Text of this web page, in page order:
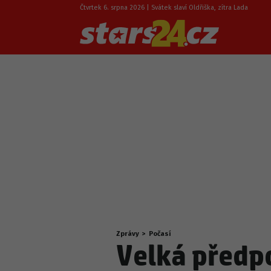
Čtvrtek 6. srpna 2026 | Svátek slaví Oldřiška, zítra Lada
Nacházíte
se
zde:
Zprávy > Počasí
Velká